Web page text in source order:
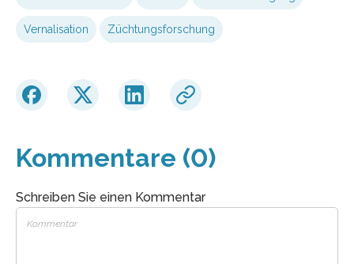
Vernalisation Züchtungsforschung
Kommentare (0)
Schreiben Sie einen Kommentar